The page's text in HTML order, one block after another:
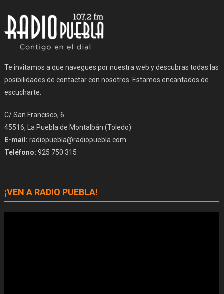
Te invitamos a que navegues por nuestra web y descubras todas las
posibilidades de contactar con nosotros. Estamos encantados de
escucharte.
C/ San Francisco, 6
45516, La Puebla de Montalbán (Toledo)
E-mail: radiopuebla@radiopuebla.com
Teléfono: 925 750 315
¡VEN A RADIO PUEBLA!